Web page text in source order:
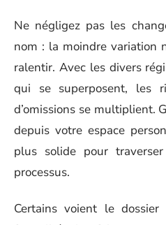
Ne négligez pas les
nom : la moindre variation
ralentir. Avec les divers
qui se superposent, les
d’omissions se multiplient.
depuis votre espace
plus solide pour
processus.
Certains voient le